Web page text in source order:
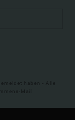
haben - Alle
Mail